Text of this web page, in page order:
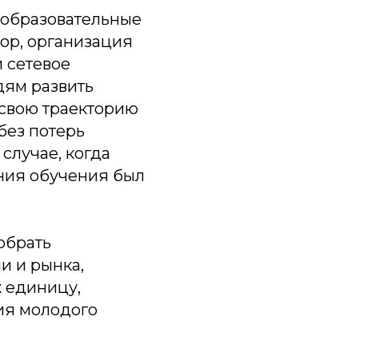
организация
развить
траекторию
потерь
когда
обучения был
и рынка,
единицу,
молодого